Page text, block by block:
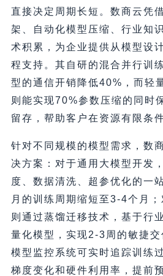
直接决定周期长短。数商云凭
架、自动化模型压缩、行业知
术积累，为企业提供从模型设
程支持。其自研的混合并行训
型的通信开销降低40%，而轻
则能实现70%参数压缩的同时
留存，帮助客户在资源有限条
针对不同规模的模型需求，数
决方案：对于通用大模型开发
度、数据清洗、超参优化的一
月的训练周期缩短至3-4个月；
则通过蒸馏迁移技术，基于行
量化模型，实现2-3周的敏捷
模型监控系统可实时追踪训练
梯度变化和硬件利用率，提前